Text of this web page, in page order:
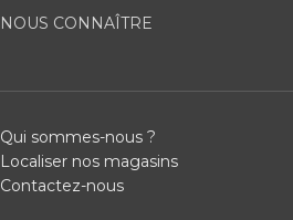
NOUS CONNAÎTRE
Qui sommes-nous ?
Localiser nos magasins
Contactez-nous